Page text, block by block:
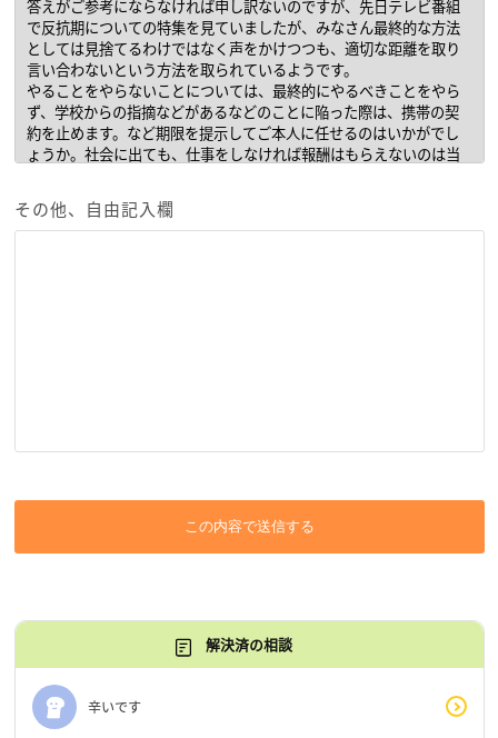
その他、自由記入欄
この内容で送信する
解決済の相談
辛いです